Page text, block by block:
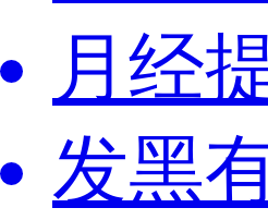
月经
发黑